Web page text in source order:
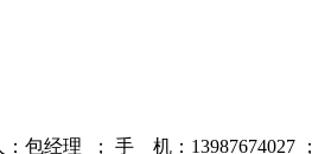
：包经理 ； 手 机：13987674027 ；